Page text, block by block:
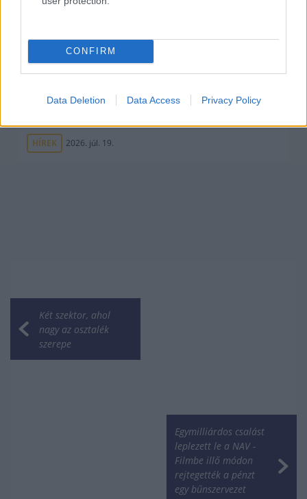
CONFIRM
Data Deletion Data Access Privacy Policy
Mi lett Alain Delon vagyonával? Adóhatósági
HÍREK 2026. júl. 19.
Két szektor, ahol
nagy az osztalék
szerepe
Egymilliárdos csalást
leplezett le a NAV -
Filmbe illő módon
rejtegették a pénzt
egy bűnszervezet